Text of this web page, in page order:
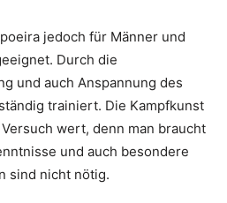
jedoch für Männer und
Durch die
und auch Anspannung des
trainiert. Die Kampfkunst
wert, denn man braucht
und auch besondere
sind nicht nötig.